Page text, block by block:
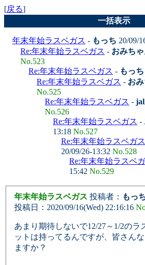
[戻る]
一括表示
年末年始ラスベガス - もっち 20/09/
Re:年末年始ラスベガス - おみち
No.523
Re:年末年始ラスベガス - もっち
Re:年末年始ラスベガス - お
No.525
Re:年末年始ラスベガス -
No.526
Re:年末年始ラスベガス -
13:18 No.527
Re:年末年始ラスベガス
20/09/26-13:32 No.528
Re:年末年始ラスベ
15:42 No.529
年末年始ラスベガス 投稿者： もっ
投稿日：2020/09/16(Wed) 22:16:16
あまり期待しないで12/27～1/2のラ
ットは持ってるんですが、皆さん
ますか？